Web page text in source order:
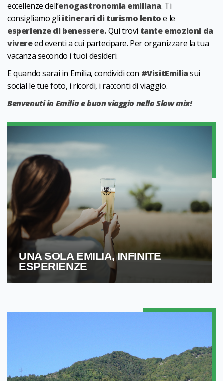
eccellenze dell’enogastronomia emiliana. Ti
consigliamo gli itinerari di turismo lentoe le
esperienze di benessere.Qui trovi tante emozioni da
vivereed eventi a cui partecipare. Per organizzare la tua
vacanza secondo i tuoi desideri.
E quando sarai in Emilia, condividi con #VisitEmiliasui
social le tue foto, i ricordi, i racconti di viaggio.
Benvenuti in Emilia e buon viaggio nello Slow mix!
UNA SOLA EMILIA, INFINITE
ESPERIENZE